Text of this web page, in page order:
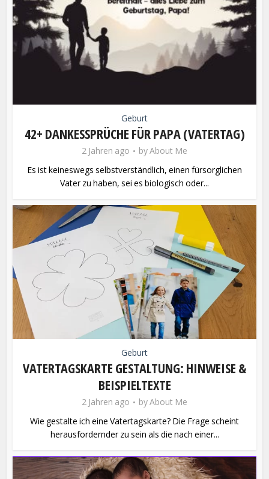
Geburt
42+ DANKESSPRÜCHE FÜR PAPA (VATERTAG)
2 Jahren ago byAbout Me
Es ist keineswegs selbstverständlich, einen fürsorglichen
Vater zu haben, sei es biologisch oder...
Geburt
VATERTAGSKARTE GESTALTUNG: HINWEISE &
BEISPIELTEXTE
2 Jahren ago byAbout Me
Wie gestalte ich eine Vatertagskarte? Die Frage scheint
herausfordernder zu sein als die nach einer...